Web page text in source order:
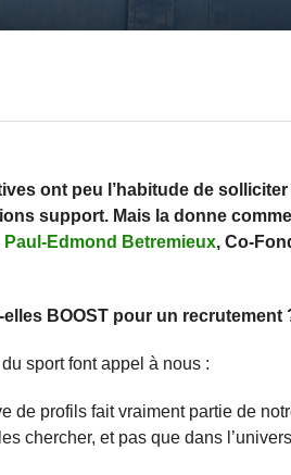
ont peu l’habitude de
support. Mais la donne
Paul-Edmond Betremieux, Co-
BOOST pour un recrutement
sport font appel à nous :
de profils fait vraiment partie de
chercher, et pas que dans